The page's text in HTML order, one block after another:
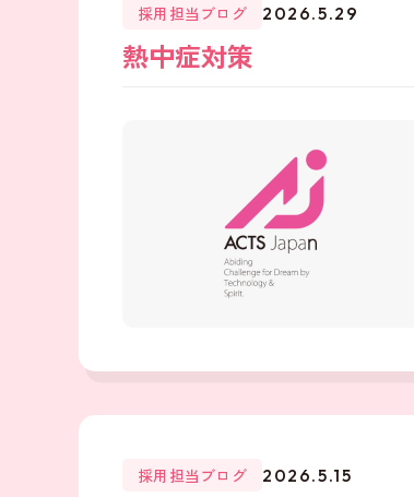
採用担当ブログ 2026.5.29
熱中症対策
採用担当ブログ 2026.5.15